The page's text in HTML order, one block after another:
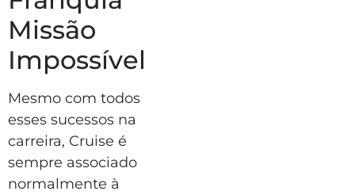
Missão
Impossível
Mesmo com todos
esses sucessos na
carreira, Cruise é
sempre associado
normalmente à